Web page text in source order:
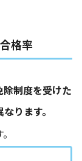
格率
制度を受けた
ります。